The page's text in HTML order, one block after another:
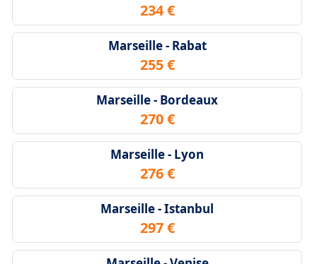
234 €
Marseille - Rabat
255 €
Marseille - Bordeaux
270 €
Marseille - Lyon
276 €
Marseille - Istanbul
297 €